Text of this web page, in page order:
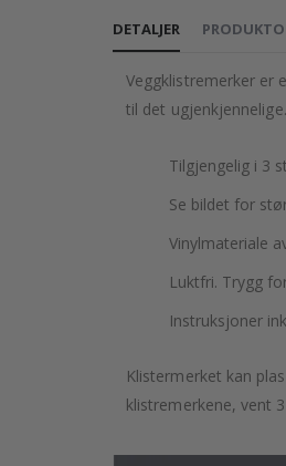
begynnelsen
bildegalleri
DETALJER
Veggklistremerker er
til det ugjenkjennelige.
Tilgjengelig i 3
Se bildet for
Vinylmateriale
Luktfri. Trygg
Instruksjoner
Klistermerket kan
klistremerkene, vent